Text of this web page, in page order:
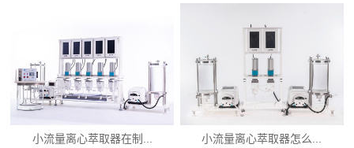
小流量离心萃取器在制... 小流量离心萃取器怎么...